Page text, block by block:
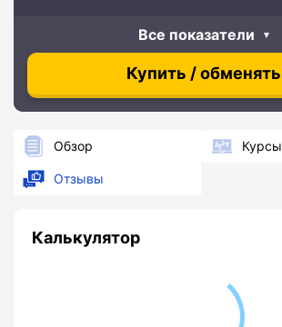
Все показатели
Купить / обменять
Обзор Курсы
Отзывы
Калькулятор